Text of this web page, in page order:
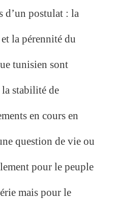
d’un postulat : la
la pérennité du
tunisien sont
stabilité de
en cours en
question de vie ou
pour le peuple
mais pour le